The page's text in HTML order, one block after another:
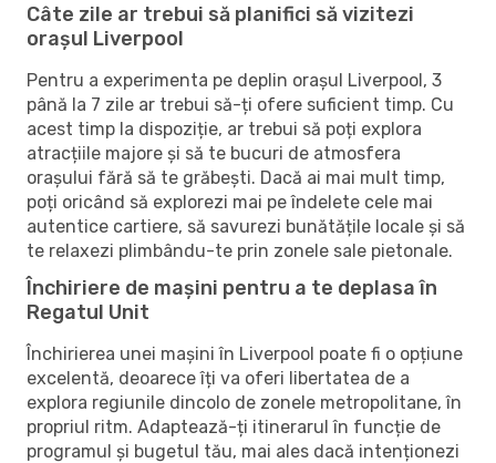
Câte zile ar trebui să planifici să vizitezi
orașul Liverpool
Pentru a experimenta pe deplin orașul Liverpool, 3
până la 7 zile ar trebui să-ți ofere suficient timp. Cu
acest timp la dispoziție, ar trebui să poți explora
atracțiile majore și să te bucuri de atmosfera
orașului fără să te grăbești. Dacă ai mai mult timp,
poți oricând să explorezi mai pe îndelete cele mai
autentice cartiere, să savurezi bunătățile locale și să
te relaxezi plimbându-te prin zonele sale pietonale.
Închiriere de mașini pentru a te deplasa în
Regatul Unit
Închirierea unei mașini în Liverpool poate fi o opțiune
excelentă, deoarece îți va oferi libertatea de a
explora regiunile dincolo de zonele metropolitane, în
propriul ritm. Adaptează-ți itinerarul în funcție de
programul și bugetul tău, mai ales dacă intenționezi